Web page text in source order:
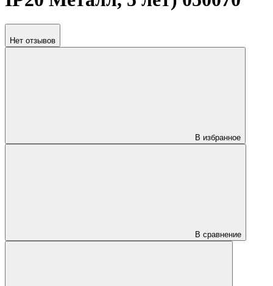
Нет отзывов
В избранное
В сравнение